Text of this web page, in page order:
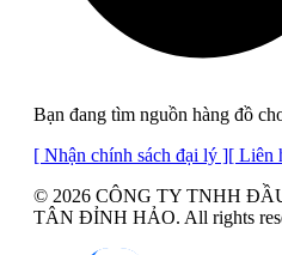
Bạn đang tìm nguồn hàng đồ
[ Nhận chính sách đại lý ][ Liên
© 2026 CÔNG TY TNHH
TÂN ĐỈNH HẢO. All rights